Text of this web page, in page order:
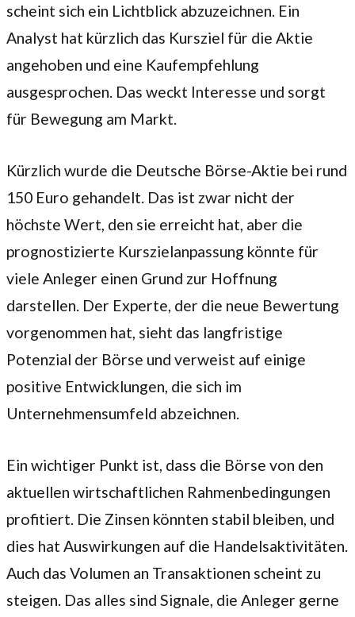
scheint sich ein Lichtblick abzuzeichnen. Ein
Analyst hat kürzlich das Kursziel für die Aktie
angehoben und eine Kaufempfehlung
ausgesprochen. Das weckt Interesse und sorgt
für Bewegung am Markt.
Kürzlich wurde die Deutsche Börse-Aktie bei rund
150 Euro gehandelt. Das ist zwar nicht der
höchste Wert, den sie erreicht hat, aber die
prognostizierte Kurszielanpassung könnte für
viele Anleger einen Grund zur Hoffnung
darstellen. Der Experte, der die neue Bewertung
vorgenommen hat, sieht das langfristige
Potenzial der Börse und verweist auf einige
positive Entwicklungen, die sich im
Unternehmensumfeld abzeichnen.
Ein wichtiger Punkt ist, dass die Börse von den
aktuellen wirtschaftlichen Rahmenbedingungen
profitiert. Die Zinsen könnten stabil bleiben, und
dies hat Auswirkungen auf die Handelsaktivitäten.
Auch das Volumen an Transaktionen scheint zu
steigen. Das alles sind Signale, die Anleger gerne